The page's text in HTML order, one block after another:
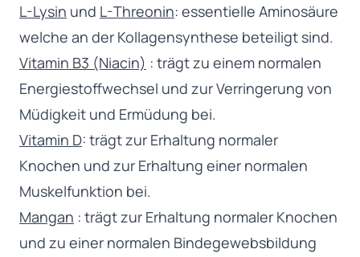
L-Lysin und L-Threonin: essentielle Aminosäure
welche an der Kollagensynthese beteiligt sind.
Vitamin B3 (Niacin) : trägt zu einem normalen
Energiestoffwechsel und zur Verringerung von
Müdigkeit und Ermüdung bei.
Vitamin D: trägt zur Erhaltung normaler
Knochen und zur Erhaltung einer normalen
Muskelfunktion bei.
Mangan : trägt zur Erhaltung normaler Knochen
und zu einer normalen Bindegewebsbildung